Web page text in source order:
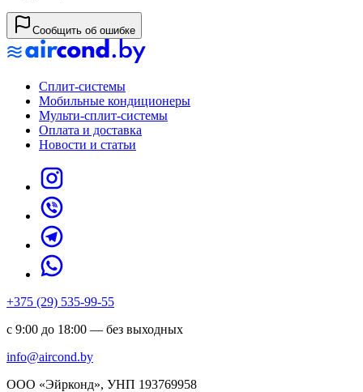
Сообщить об ошибке
Сплит-системы
Мобильные кондиционеры
Мульти-сплит-системы
Оплата и доставка
Новости и статьи
+375 (29) 535-99-55
с 9:00 до 18:00 — без выходных
info@aircond.by
ООО «Эйрконд», УНП 193769958